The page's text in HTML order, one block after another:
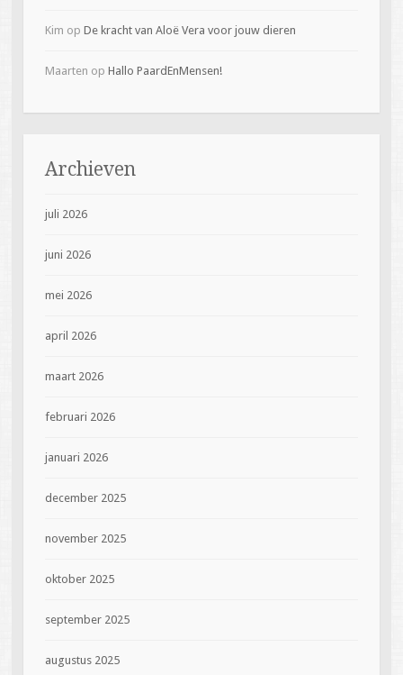
Kim op De kracht van Aloë Vera voor jouw dieren
Maarten op Hallo PaardEnMensen!
Archieven
juli 2026
juni 2026
mei 2026
april 2026
maart 2026
februari 2026
januari 2026
december 2025
november 2025
oktober 2025
september 2025
augustus 2025